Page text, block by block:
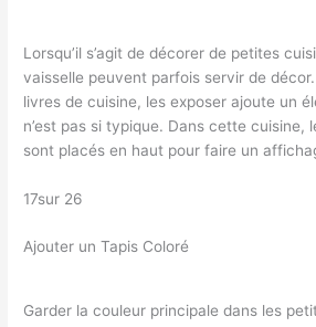
Lorsqu’il s’agit de décorer de petites
vaisselle peuvent parfois servir de
livres de cuisine, les exposer ajoute un
n’est pas si typique. Dans cette cuisine,
sont placés en haut pour faire un
17sur 26
Ajouter un Tapis Coloré
Garder la couleur principale dans les